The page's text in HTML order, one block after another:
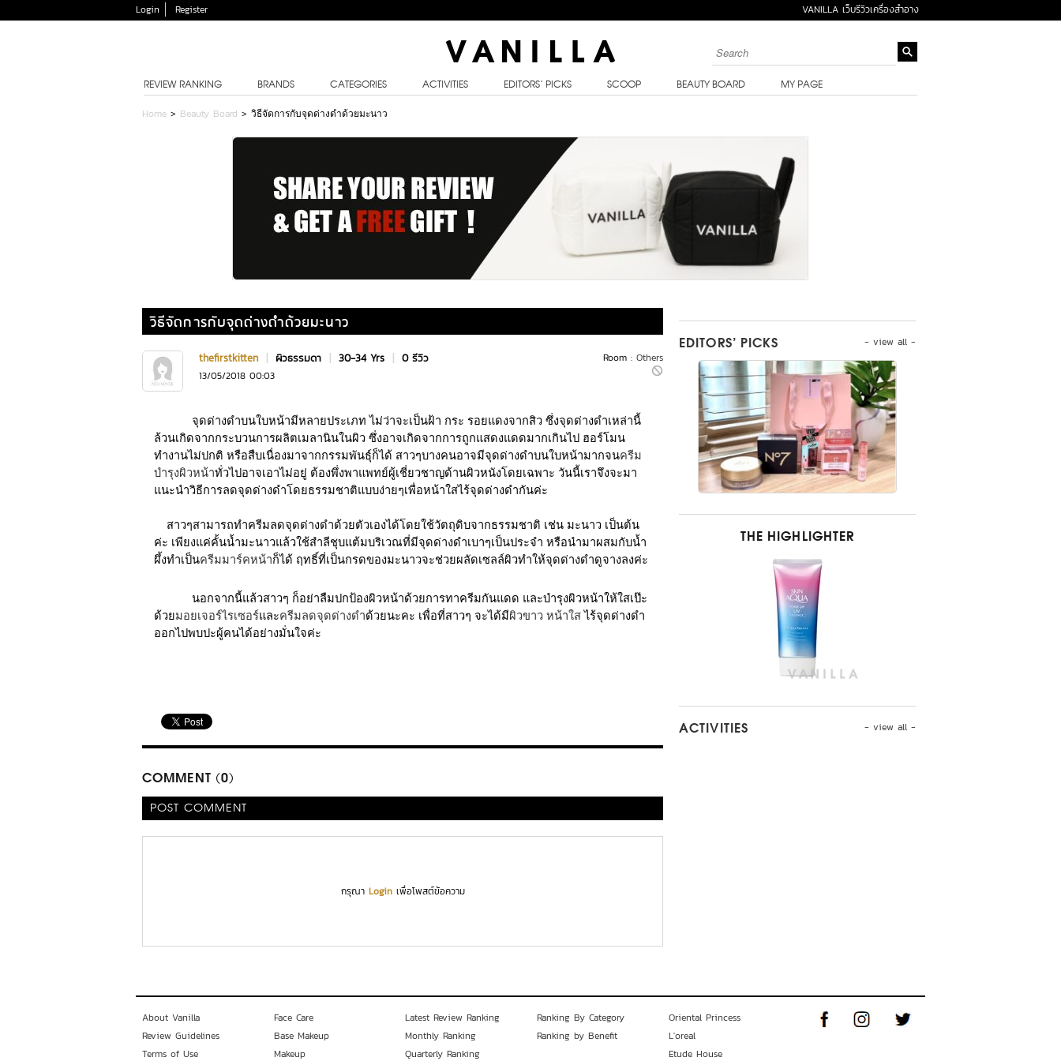
Login Register VANILLA เว็บรีวิวเครื่องสำอาง
REVIEW RANKING BRANDS CATEGORIES ACTIVITIES EDITORS’ PICKS SCOOP BEAUTY BOARD MY PAGE
Home > Beauty Board > วิธีจัดการกับจุดด่างดำด้วยมะนาว
วิธีจัดการกับจุดด่างดำด้วยมะนาว
Room : Others
thefirstkitten | ผิวธรรมดา | 30-34 Yrs | 0 รีวิว
13/05/2018 00:03
จุดด่างดำบนใบหน้ามีหลายประเภท ไม่ว่าจะเป็นฝ้า กระ รอยแดงจากสิว ซึ่งจุดด่างดำเหล่านี้
ล้วนเกิดจากกระบวนการผลิตเมลานินในผิว ซึ่งอาจเกิดจากการถูกแสดงแดดมากเกินไป ฮอร์โมน
ทำงานไม่ปกติ หรือสืบเนื่องมาจากกรรมพันธุ์ก็ได้ สาวๆบางคนอาจมีจุดด่างดำบนใบหน้ามากจนครีม
บำรุงผิวหน้าทั่วไปอาจเอาไม่อยู่ ต้องพึ่งพาแพทย์ผู้เชี่ยวชาญด้านผิวหนังโดยเฉพาะ วันนี้เราจึงจะมา
แนะนำวิธีการลดจุดด่างดำโดยธรรมชาติแบบง่ายๆเพื่อหน้าใสไร้จุดด่างดำกันค่ะ
สาวๆสามารถทำครีมลดจุดด่างดำด้วยตัวเองได้โดยใช้วัตถุดิบจากธรรมชาติ เช่น มะนาว เป็นต้น
ค่ะ เพียงแค่คั้นน้ำมะนาวแล้วใช้สำลีชุบแต้มบริเวณที่มีจุดด่างดำเบาๆเป็นประจำ หรือนำมาผสมกับน้ำ
ผึ้งทำเป็นครีมมาร์คหน้าก็ได้ ฤทธิ์ที่เป็นกรดของมะนาวจะช่วยผลัดเซลล์ผิวทำให้จุดด่างดำดูจางลงค่ะ
นอกจากนี้แล้วสาวๆ ก็อย่าลืมปกป้องผิวหน้าด้วยการทาครีมกันแดด และบำรุงผิวหน้าให้ใสเป๊ะ
ด้วยมอยเจอร์ไรเซอร์และครีมลดจุดด่างดำด้วยนะคะ เพื่อที่สาวๆ จะได้มีผิวขาว หน้าใส ไร้จุดด่างดำ
ออกไปพบปะผู้คนได้อย่างมั่นใจค่ะ
COMMENT (0)
POST COMMENT
กรุณา Loginเพื่อโพสต์ข้อความ
- view all -
EDITORS’ PICKS
THE HIGHLIGHTER
- view all -
ACTIVITIES
About Vanilla
Review Guidelines
Terms of Use
Face Care
Base Makeup
Makeup
Latest Review Ranking
Monthly Ranking
Quarterly Ranking
Ranking By Category
Ranking by Benefit
Oriental Princess
L'oreal
Etude House